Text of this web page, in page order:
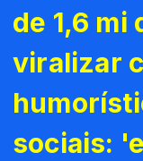
de 1,6 mi
viralizar
sociais: